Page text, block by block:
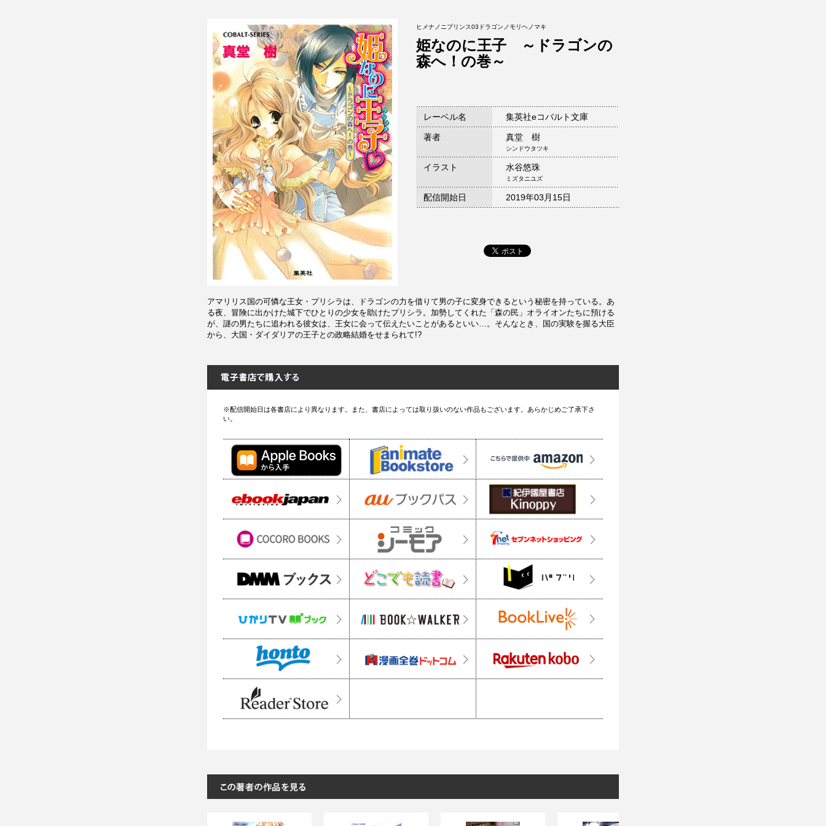
ヒメナノニプリンス03ドラゴンノモリヘノマキ
姫なのに王子 ～ドラゴンの
森へ！の巻～
レーベル名 集英社eコバルト文庫
著者 真堂 樹
シンドウタツキ
イラスト 水谷悠珠
ミズタニユズ
配信開始日 2019年03月15日
アマリリス国の可憐な王女・プリシラは、ドラゴンの力を借りて男の子に変身できるという秘密を持っている。あ
る夜、冒険に出かけた城下でひとりの少女を助けたプリシラ。加勢してくれた「森の民」オライオンたちに預ける
が、謎の男たちに追われる彼女は、王女に会って伝えたいことがあるといい…。そんなとき、国の実験を握る大臣
から、大国・ダイダリアの王子との政略結婚をせまられて!?
※配信開始日は各書店により異なります。また、書店によっては取り扱いのない作品もございます。あらかじめご了承下さ
い。